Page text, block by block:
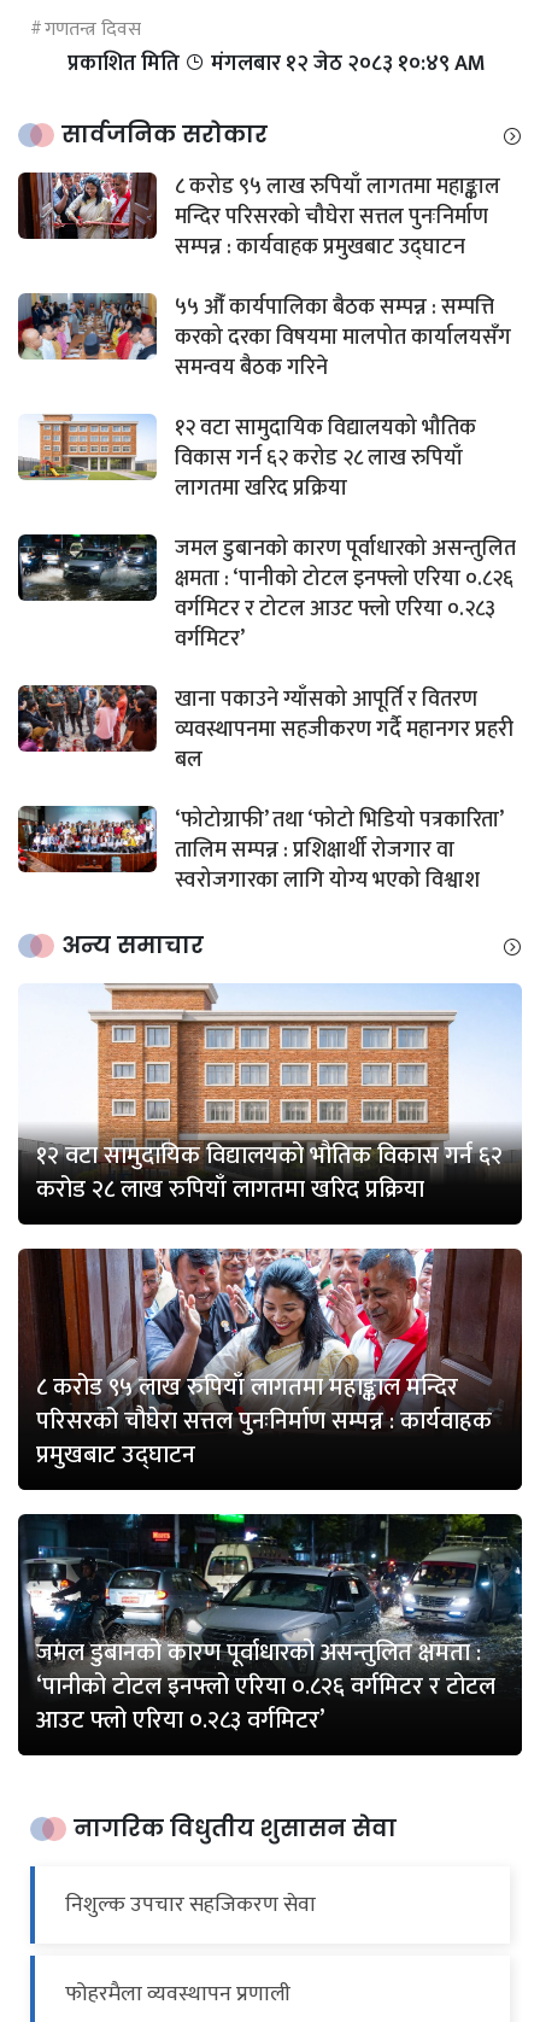
गणतन्त्र दिवस
प्रकाशित मिति मंगलबार १२ जेठ २०८३ १०:४९ AM
सार्वजनिक सरोकार
८ करोड ९५ लाख रुपियाँ लागतमा महाङ्काल
मन्दिर परिसरको चौघेरा सत्तल पुनःनिर्माण
सम्पन्न : कार्यवाहक प्रमुखबाट उद्घाटन
५५ औँ कार्यपालिका बैठक सम्पन्न : सम्पत्ति
करको दरका विषयमा मालपोत कार्यालयसँग
समन्वय बैठक गरिने
१२ वटा सामुदायिक विद्यालयको भौतिक
विकास गर्न ६२ करोड २८ लाख रुपियाँ
लागतमा खरिद प्रक्रिया
जमल डुबानको कारण पूर्वाधारको असन्तुलित
क्षमता : ‘पानीको टोटल इनफ्लो एरिया ०.८२६
वर्गमिटर र टोटल आउट फ्लो एरिया ०.२८३
वर्गमिटर’
खाना पकाउने ग्याँसको आपूर्ति र वितरण
व्यवस्थापनमा सहजीकरण गर्दै महानगर प्रहरी
बल
‘फोटोग्राफी’ तथा ‘फोटो भिडियो पत्रकारिता’
तालिम सम्पन्न : प्रशिक्षार्थी रोजगार वा
स्वरोजगारका लागि योग्य भएको विश्वाश
अन्य समाचार
१२ वटा सामुदायिक विद्यालयको भौतिक विकास गर्न ६२
करोड २८ लाख रुपियाँ लागतमा खरिद प्रक्रिया
८ करोड ९५ लाख रुपियाँ लागतमा महाङ्काल मन्दिर
परिसरको चौघेरा सत्तल पुनःनिर्माण सम्पन्न : कार्यवाहक
प्रमुखबाट उद्घाटन
जमल डुबानको कारण पूर्वाधारको असन्तुलित क्षमता :
‘पानीको टोटल इनफ्लो एरिया ०.८२६ वर्गमिटर र टोटल
आउट फ्लो एरिया ०.२८३ वर्गमिटर’
नागरिक विधुतीय शुसासन सेवा
निशुल्क उपचार सहजिकरण सेवा
फोहरमैला व्यवस्थापन प्रणाली